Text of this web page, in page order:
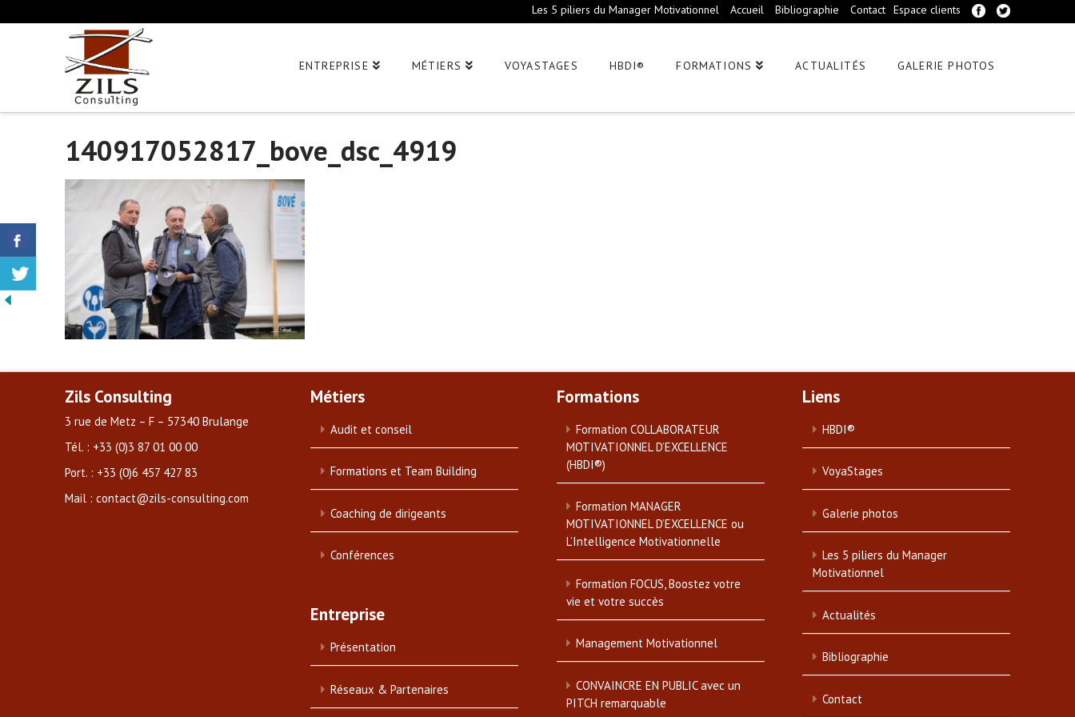
Les 5 piliers du Manager Motivationnel Accueil Bibliographie Contact Espace clients
ENTREPRISE MÉTIERS VOYASTAGES HBDI® FORMATIONS ACTUALITÉS GALERIE PHOTOS
140917052817_bove_dsc_4919
Zils Consulting
3 rue de Metz – F – 57340 Brulange
Tél. : +33 (0)3 87 01 00 00
Port. : +33 (0)6 457 427 83
Mail : contact@zils-consulting.com
Métiers
Audit et conseil
Formations et Team Building
Coaching de dirigeants
Conférences
Entreprise
Présentation
Réseaux & Partenaires
Formations
Formation COLLABORATEUR
MOTIVATIONNEL D’EXCELLENCE
(HBDI®)
Formation MANAGER
MOTIVATIONNEL D’EXCELLENCE ou
L’Intelligence Motivationnelle
Formation FOCUS, Boostez votre
vie et votre succès
Management Motivationnel
CONVAINCRE EN PUBLIC avec un
PITCH remarquable
Liens
HBDI®
VoyaStages
Galerie photos
Les 5 piliers du Manager
Motivationnel
Actualités
Bibliographie
Contact